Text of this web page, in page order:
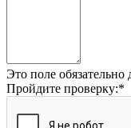
Это поле обязательно
Пройдите проверку:*